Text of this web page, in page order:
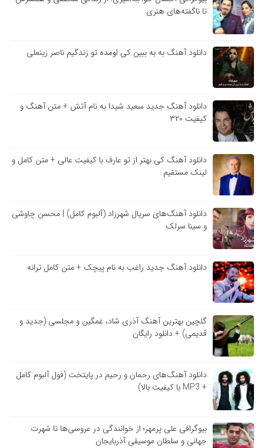
تا ناگفته‌های هنری
دانلود آهنگ به به ببین کی اومده تو زندگیم ناصر زینعلی
دانلود آهنگ جدید سعید شیدا به نام آتش + متن آهنگ و
کیفیت ۳۲۰
دانلود آهنگ کی بهتر از تو عارف با کیفیت عالی + متن کامل و
لینک مستقیم
دانلود آهنگ‌های سریال شهرزاد (آلبوم کامل) | محسن چاوشی
و سینا سرلک
دانلود آهنگ جدید راغب به نام پیچک + متن کامل ترانه
گلچین بهترین آهنگ آذری شاد، غمگین و مجلسی (جدید و
قدیمی) + دانلود رایگان
دانلود آهنگ‌های رحمان و رحیم در پایتخت (فول آلبوم کامل
+ MP3 با کیفیت بالا)
بیوگرافی علی پرمهر؛ از خوانندگی در عروسی‌ها تا شهرت
جهانی و سلطان موسیقی آذربایجان